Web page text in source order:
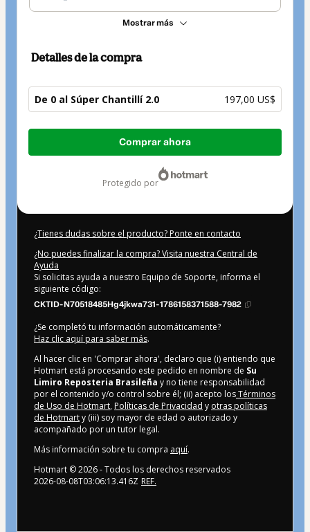
Mostrar más
Detalles de la compra
De 0 al Súper Chantillí 2.0 197,00 US$
Total
Comprar ahora
protegido por
¿Tienes dudas sobre el producto? Ponte en contacto
¿No puedes finalizar la compra? Visita nuestra Central de
Ayuda
Si solicitas ayuda a nuestro Equipo de Soporte, informa el
siguiente código:
CKTID-N70518485Hg4jkwa731-1786158371588-7982
¿Se completó tu información automáticamente?
Haz clic aquí para saber más.
Al hacer clic en 'Comprar ahora', declaro que (i) entiendo que
Hotmart está procesando este pedido en nombre de Su
Limiro Reposteria Brasileña y no tiene responsabilidad
por el contenido y/o control sobre él; (ii) acepto losTérminos
de Uso de Hotmart, Políticas de Privacidad y otras políticas
de Hotmarty (iii) soy mayor de edad o autorizado y
acompañado por un tutor legal.
Más información sobre tu compra aquí.
Hotmart ©2026- Todos los derechos reservados
2026-08-08T03:06:13.416Z REF.